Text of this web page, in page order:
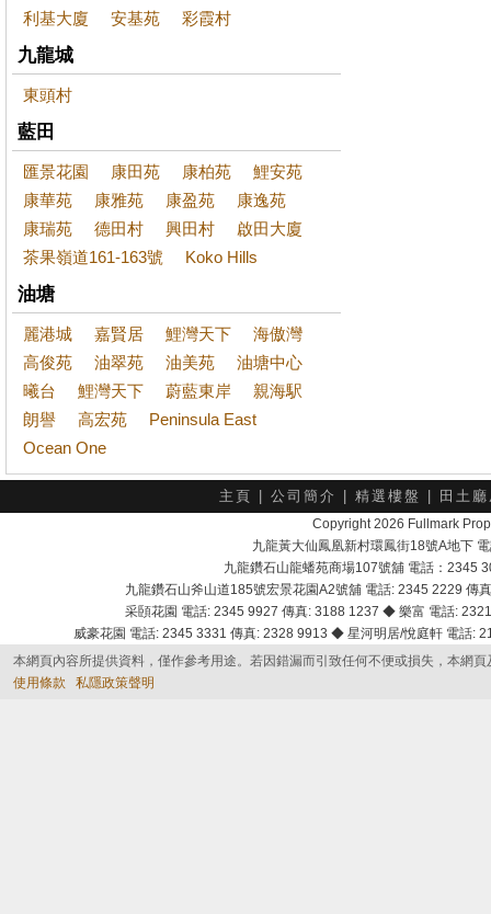
利基大廈 安基苑 彩霞村
九龍城
東頭村
藍田
匯景花園 康田苑 康柏苑
鯉安苑
康華苑
康雅苑 康盈苑
康逸苑
康瑞苑
德田村 興田村
啟田大廈
茶果嶺道161-163號
Koko Hills
油塘
麗港城 嘉賢居 鯉灣天下
海傲灣
高俊苑
油翠苑 油美苑
油塘中心
曦台
鯉灣天下 蔚藍東岸
親海駅
朗譽
高宏苑
Peninsula East
Ocean One
主頁 公司簡介 精選樓盤 田土
Copyright 2026 Fullmark
九龍黃大仙鳳凰新村環鳳街18號A地下
九龍鑽石山龍蟠苑商場107號舖 電話：2345
九龍鑽石山斧山道185號宏景花園A2號舖 電話: 2345 2229
采頣花園 電話: 2345 9927 傳真: 3188 1237 ◆ 樂富 電話:
威豪花園 電話: 2345 3331 傳真: 2328 9913 ◆ 星河明居/悅庭軒 電話
本網頁內容所提供資料，僅作參考用途。若因錯漏而引致任何不便或損失，本網
使用條款
私隱政策聲明